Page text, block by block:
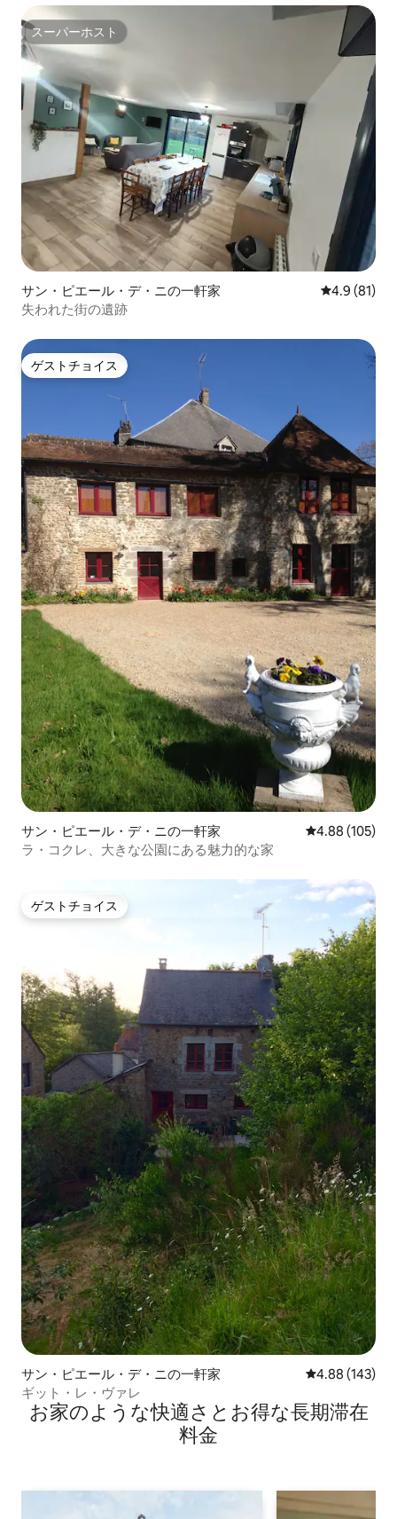
スーパーホスト
スーパーホスト
サン・ピエール・デ・ニの一軒家 レビュー81
4.9 (81)
失われた街の遺跡
ゲストチョイス
ゲストチョイス
サン・ピエール・デ・ニの一軒家 レビュー105
4.88 (105)
ラ・コクレ、大きな公園にある魅力的な家
ゲストチョイス
ゲストチョイス
サン・ピエール・デ・ニの一軒家 レビュー143
4.88 (143)
ギット・レ・ヴァレ
お家のような快⁠適⁠さ⁠とお⁠得⁠な長⁠期⁠滞⁠在
料⁠金